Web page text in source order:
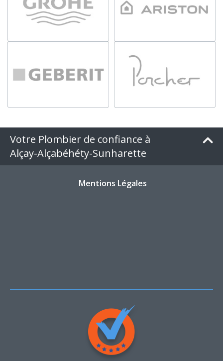
Votre Plombier de confiance à
Alçay-Alçabéhéty-Sunharette
Mentions Légales